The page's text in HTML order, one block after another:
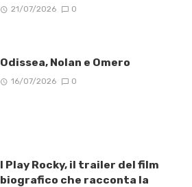
21/07/2026 0
Odissea, Nolan e Omero
16/07/2026 0
I Play Rocky, il trailer del film
biografico che racconta la